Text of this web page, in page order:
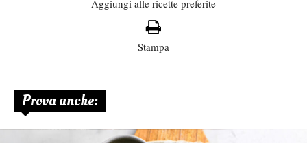
Aggiungi alle ricette preferite
Stampa
Prova anche: